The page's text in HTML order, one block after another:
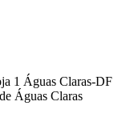
1 Águas Claras-DF
Águas Claras